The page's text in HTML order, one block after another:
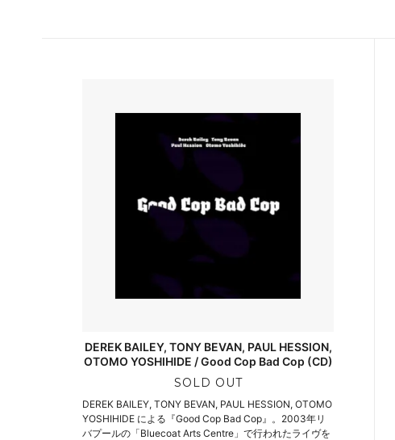
DEREK BAILEY, TONY BEVAN, PAUL HESSION,
OTOMO YOSHIHIDE / Good Cop Bad Cop (CD)
SOLD OUT
DEREK BAILEY, TONY BEVAN, PAUL HESSION, OTOMO
YOSHIHIDE による『Good Cop Bad Cop』。2003年リ
バプールの「Bluecoat Arts Centre」で行われたライヴを